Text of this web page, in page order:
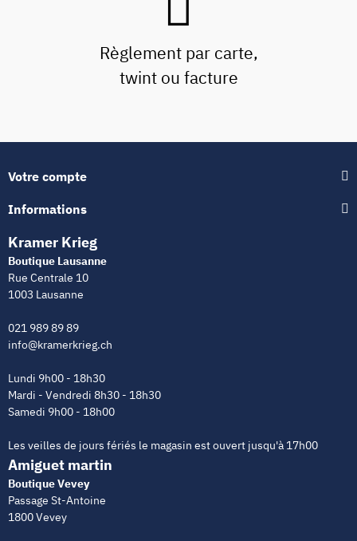
Règlement par carte,
twint ou facture
Votre compte
Informations
Kramer Krieg
Boutique Lausanne
Rue Centrale 10
1003 Lausanne
021 989 89 89
info@kramerkrieg.ch
Lundi 9h00 - 18h30
Mardi - Vendredi 8h30 - 18h30
Samedi 9h00 - 18h00
Les veilles de jours fériés le magasin est ouvert jusqu'à 17h00
Amiguet martin
Boutique Vevey
Passage St-Antoine
1800 Vevey